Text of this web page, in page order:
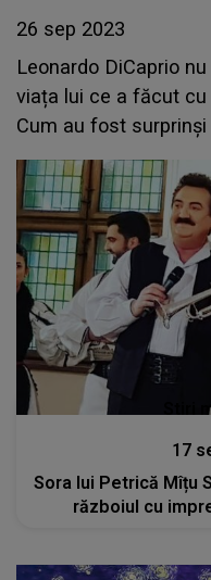
26 sep 2023
Leonardo DiCaprio
viața lui ce a făcut cu
Cum au fost surprinși
Stiri
17
Sora lui Petrică Mîțu
războiul cu